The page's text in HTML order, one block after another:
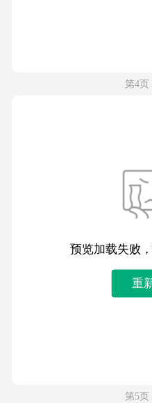
第4页
预览加载失败
重
第5页